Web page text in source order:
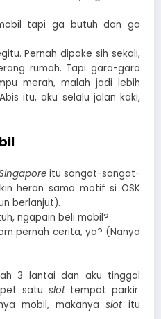
tapi ga butuh dan ga
Pernah dipake sih sekali,
rumah. Tapi gara-gara
merah, malah jadi lebih
itu, aku selalu jalan kaki,
itu sangat-sangat-
heran sama motif si OSK
berlanjut).
ngapain beli mobil?
pernah cerita, ya? (Nanya
3 lantai dan aku tinggal
satu slot tempat parkir.
mobil, makanya slot itu